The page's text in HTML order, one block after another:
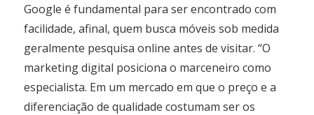
Google é fundamental para ser encontrado com
facilidade, afinal, quem busca móveis sob medida
geralmente pesquisa online antes de visitar. “O
marketing digital posiciona o marceneiro como
especialista. Em um mercado em que o preço e a
diferenciação de qualidade costumam ser os